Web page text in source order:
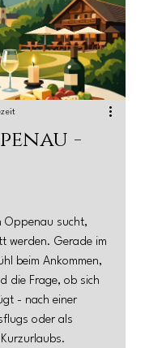
-
Oppenau sucht,
werden. Gerade im
beim Ankommen,
die Frage, ob sich
- nach einer
oder als